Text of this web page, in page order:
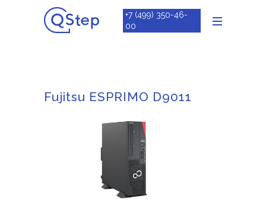
+7 (499) 350-46-
00
Fujitsu ESPRIMO D9011